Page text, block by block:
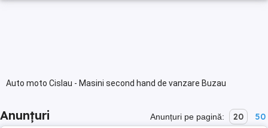
Auto moto Cislau - Masini second hand de vanzare Buzau
Anunțuri Anunțuri pe pagină: 20 50